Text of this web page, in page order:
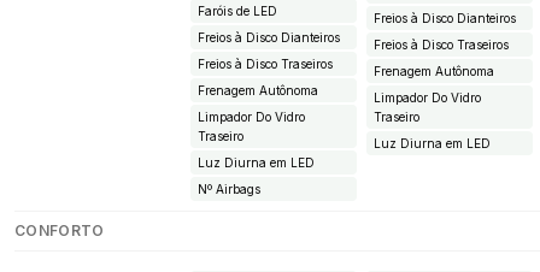
Faróis de LED
Freios à Disco Dianteiros
Freios à Disco Traseiros
Frenagem Autônoma
Limpador Do Vidro
Traseiro
Luz Diurna em LED
Nº Airbags
Freios à Disco Dianteiros
Freios à Disco Traseiros
Frenagem Autônoma
Limpador Do Vidro
Traseiro
Luz Diurna em LED
CONFORTO